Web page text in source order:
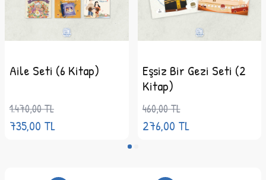
Aile Seti (6 Kitap)
1.470,00TL
735,00 TL
Eşsiz Bir Gezi Seti (2
Kitap)
460,00TL
276,00 TL